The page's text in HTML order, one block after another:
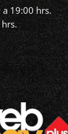
a 19:00 hrs.